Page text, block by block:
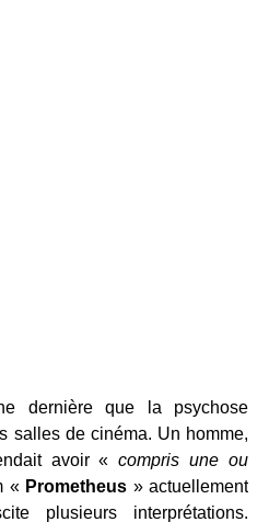
dernière que la psychose
salles de cinéma. Un homme,
avoir «compris une ou
« Prometheus » actuellement
plusieurs interprétations.